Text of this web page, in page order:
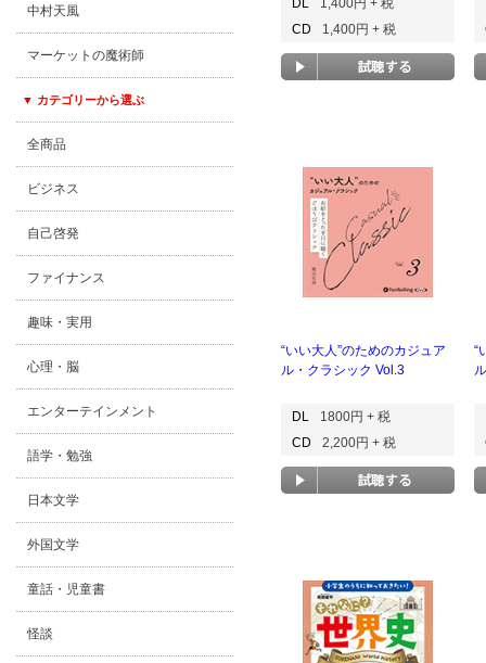
中村天風
マーケットの魔術師
▼ カテゴリーから選ぶ
全商品
ビジネス
自己啓発
ファイナンス
趣味・実用
心理・脳
エンターテインメント
語学・勉強
日本文学
外国文学
童話・児童書
怪談
DL
1,400円 + 税
CD
1,400円 + 税
“いい大人”のためのカジュア
ル・クラシック Vol.3
DL
1800円 + 税
CD
2,200円 + 税
“